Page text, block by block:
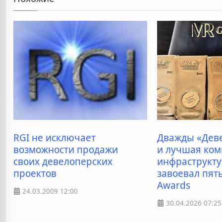
RGI не исключает
возможности продажи
своих девелоперских
проектов
24.03.2009 12:00
Дважды
и лучшая
завоевал
Awards
30.04.2026 07:25